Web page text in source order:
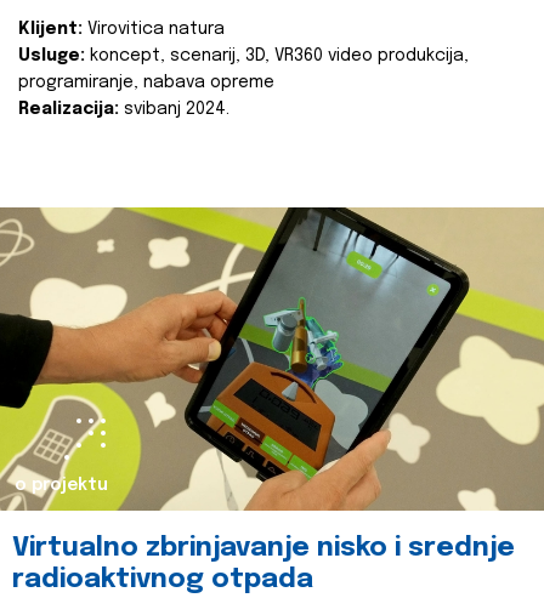
Klijent: Virovitica natura
Usluge: koncept, scenarij, 3D, VR360 video produkcija,
programiranje, nabava opreme
Realizacija: svibanj 2024.
o projektu
Virtualno zbrinjavanje nisko i srednje
radioaktivnog otpada